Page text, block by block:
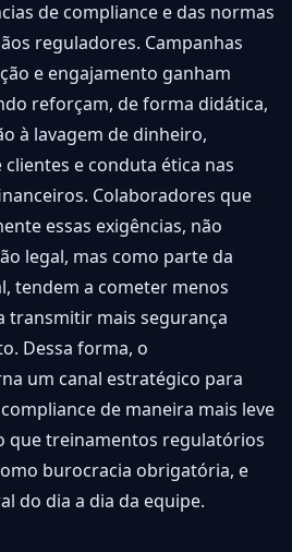
de compliance e das normas
reguladores. Campanhas
e engajamento ganham
reforçam, de forma didática,
à lavagem de dinheiro,
e conduta ética nas
Colaboradores que
essas exigências, não
legal, mas como parte da
tendem a cometer menos
transmitir mais segurança
Dessa forma, o
um canal estratégico para
de maneira mais leve
que treinamentos regulatórios
burocracia obrigatória, e
do dia a dia da equipe.